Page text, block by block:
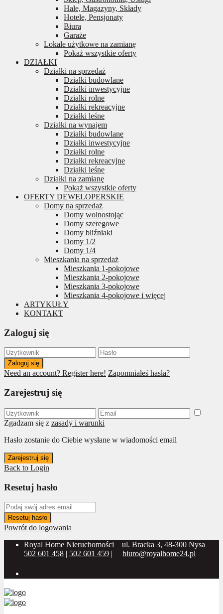
Hale, Magazyny, Składy
Hotele, Pensjonaty
Biura
Garaże
Lokale użytkowe na zamianę
Pokaż wszystkie oferty
DZIAŁKI
Działki na sprzedaż
Działki budowlane
Działki inwestycyjne
Działki rolne
Działki rekreacyjne
Działki leśne
Działki na wynajem
Działki budowlane
Działki inwestycyjne
Działki rolne
Działki rekreacyjne
Działki leśne
Działki na zamianę
Pokaż wszystkie oferty
OFERTY DEWELOPERSKIE
Domy na sprzedaż
Domy wolnostojąc
Domy szeregowe
Domy bliźniaki
Domy 1/2
Domy 1/4
Mieszkania na sprzedaż
Mieszkania 1-pokojowe
Mieszkania 2-pokojowe
Mieszkania 3-pokojowe
Mieszkania 4-pokojowe i więcej
ARTYKUŁY
KONTAKT
Zaloguj się
Zaloguj się
Need an account? Register here! Zapomniałeś hasła?
Zarejestruj się
Zgadzam się z zasady i warunki
Hasło zostanie do Ciebie wysłane w wiadomości email
Zarejestruj się
Back to Login
Resetuj hasło
Resetuj hasło
Powrót do logowania
Royal Home Nieruchomości
ul. Bracka 3, 48-300 Nysa
502 601 458 | 502 601 459 | biuro@royalhome24.pl